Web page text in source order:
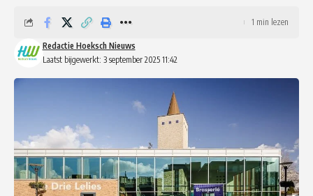
Laatst bijgewerkt: 3 september 2025 11:42
Redactie Hoeksch Nieuws
1 min lezen